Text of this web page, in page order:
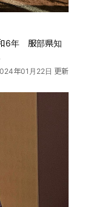
6年 服部県知
年01月22日 更新